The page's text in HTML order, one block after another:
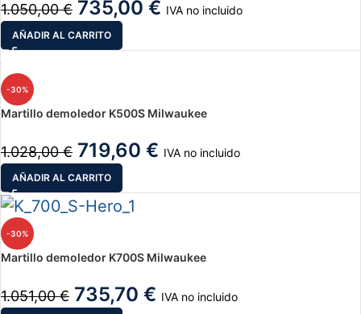
1.050,00€ 735,00 € IVA no incluido
AÑADIR AL CARRITO
-30%
Martillo demoledor K500S Milwaukee
1.028,00€ 719,60 € IVA no incluido
AÑADIR AL CARRITO
-30%
Martillo demoledor K700S Milwaukee
1.051,00€ 735,70 € IVA no incluido